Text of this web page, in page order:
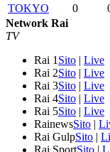
TOKYO
0
Network Rai
TV
Rai 1 Sito | Live
Rai 2Sito | Live
Rai 3Sito | Live
Rai 4Sito | Live
Rai 5Sito | Live
RainewsSito |
Rai GulpSito |
Rai SportSito |